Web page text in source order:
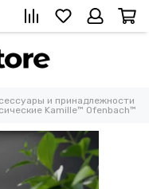
и принадлежности
Kamille™ Ofenbach™